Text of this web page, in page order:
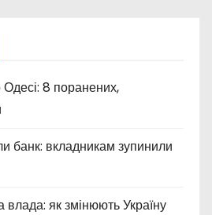
8 поранених,
банк: вкладникам зупинили
влада: як змінюють Україну